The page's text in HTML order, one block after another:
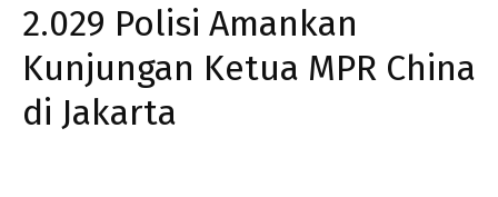
2.029 Polisi Amankan
Kunjungan Ketua MPR China
di Jakarta